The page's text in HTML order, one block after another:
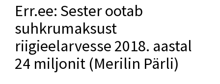
Err.ee: Sester ootab
suhkrumaksust
riigieelarvesse 2018. aastal
24 miljonit (Merilin Pärli)